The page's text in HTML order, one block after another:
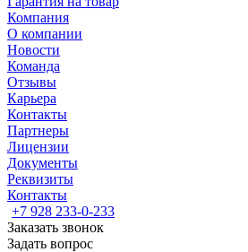
Компания
О компании
Новости
Команда
Отзывы
Карьера
Контакты
Партнеры
Лицензии
Документы
Реквизиты
Контакты
+7 928 233-0-233
Заказать звонок
Задать вопрос